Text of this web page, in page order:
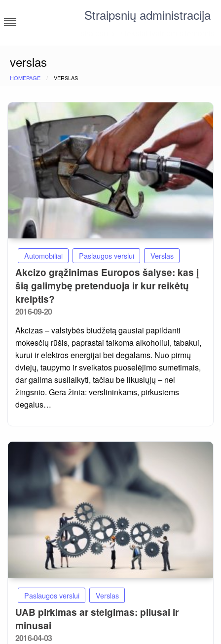
to
content
Straipsnių administracija
verslas
HOMEPAGE VERSLAS
Automobiliai Paslaugos verslui Verslas
Akcizo grąžinimas Europos šalyse: kas į
šią galimybę pretenduoja ir kur reikėtų
kreiptis?
Posted
2016-09-20
Akcizas – valstybės biudžetą gausiai papildanti
mokesčių rūšis, paprastai taikoma alkoholiui, tabakui,
kurui ir elektros energijai bei degalams. Nuo pirmų
dviejų, taupymo ir sveikatos puoselėjimo sumetimais,
dar galima susilaikyti, tačiau be likusiųjų – nei
žingsnio. Gera žinia: verslininkams, pirkusiems
degalus…
Paslaugos verslui Verslas
UAB pirkimas ar steigimas: pliusai ir
minusai
Posted
2016-04-03